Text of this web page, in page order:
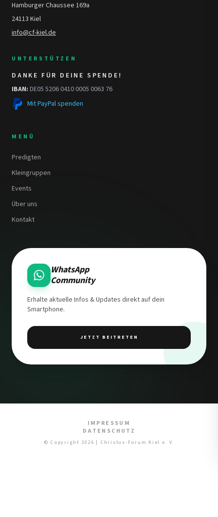
Hamburger Chaussee 169a
24113 Kiel
info@cf-kiel.de
UNTERSTÜTZEN
DANKE FÜR DEINE SPENDE!
IBAN: DE05 5206 0410 0005 0063 76
Mit PayPal spenden
MENÜ
Predigten
Kleingruppen
Events
Über uns
Kontakt
WhatsApp
Community
Erhalte aktuelle Infos & Updates direkt auf dein
Smartphone.
JETZT BEITRETEN
IMPRESSUM
DATENSCHUTZ
© Copyright 2026 | Christus-Forum Kiel e. V.